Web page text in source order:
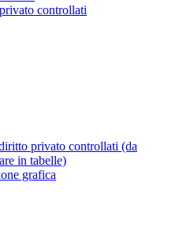
controllati
privato controllati (da
in tabelle)
grafica